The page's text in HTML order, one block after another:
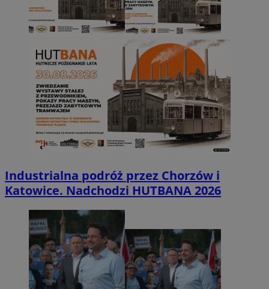
Industrialna podróż przez Chorzów i
Katowice. Nadchodzi HUTBANA 2026